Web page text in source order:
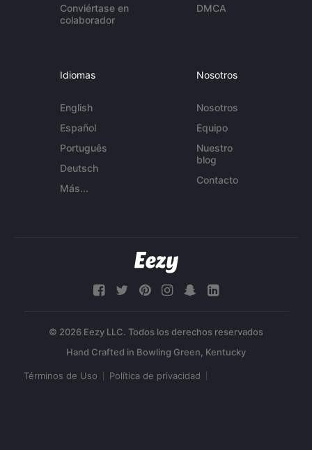
Conviértase en
colaborador
DMCA
Idiomas
English
Español
Português
Deutsch
Más...
Nosotros
Nosotros
Equipo
Nuestro
blog
Contacto
© 2026 Eezy LLC. Todos los derechos reservados
Términos de Uso Política de privacidad